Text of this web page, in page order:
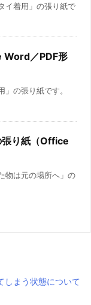
イ着用」の張り紙で
Word／PDF形
の張り紙です。
張り紙（Office
物は元の場所へ」の
しまう状態について